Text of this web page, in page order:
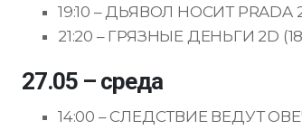
19:10 – ДЬЯВОЛ НОСИТ PRADA 2
21:20 – ГРЯЗНЫЕ ДЕНЬГИ 2D
27.05 – среда
14:00 – СЛЕДСТВИЕ ВЕДУТ